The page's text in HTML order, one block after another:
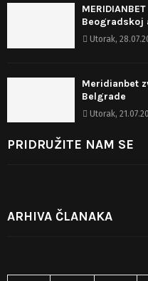
Beogradskoj
Utorak,
Meridianbet
Belgrade
Utorak,
PRIDRUŽITE NAM SE
ARHIVA ČLANAKA